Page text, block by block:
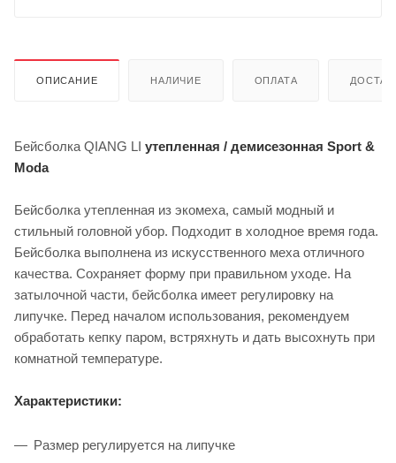
ОПИСАНИЕ НАЛИЧИЕ ОПЛАТА
Бейсболка QIANG LI утепленная / демисезонная Sport &
Moda
Бейсболка утепленная из экомеха, самый модный и
стильный головной убор. Подходит в холодное время года.
Бейсболка выполнена из искусственного меха отличного
качества. Сохраняет форму при правильном уходе. На
затылочной части, бейсболка имеет регулировку на
липучке. Перед началом использования, рекомендуем
обработать кепку паром, встряхнуть и дать высохнуть при
комнатной температуре.
Характеристики:
Размер регулируется на липучке